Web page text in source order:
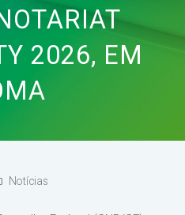
2026, EM
Notícias